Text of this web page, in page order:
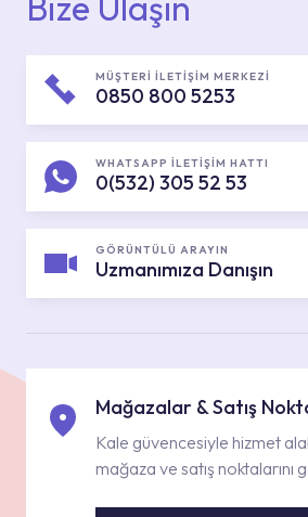
MÜŞTERİ İLETİŞİM MERKEZİ
0850 800 5253
WHATSAPP İLETİŞİM HATTI
0(532) 305 52 53
GÖRÜNTÜLÜ ARAYIN
Uzmanımıza Danışın
Mağazalar & Satış
Kale güvencesiyle hizmet
mağaza ve satış noktalarını